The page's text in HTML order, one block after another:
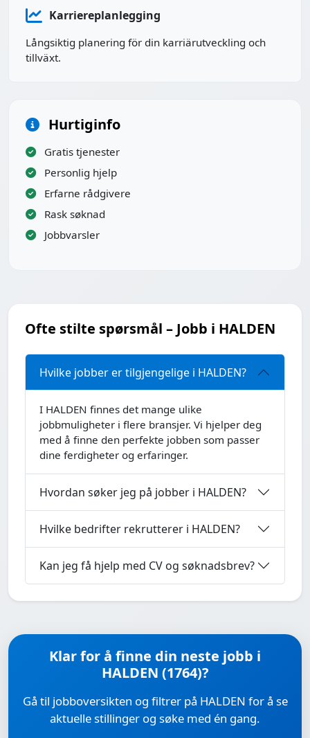
Karriereplanlegging
Långsiktig planering för din karriärutveckling och
tillväxt.
Hurtiginfo
Gratis tjenester
Personlig hjelp
Erfarne rådgivere
Rask søknad
Jobbvarsler
Ofte stilte spørsmål – Jobb i HALDEN
Hvilke jobber er tilgjengelige i HALDEN?
I HALDEN finnes det mange ulike
jobbmuligheter i flere bransjer. Vi hjelper deg
med å finne den perfekte jobben som passer
dine ferdigheter og erfaringer.
Hvordan søker jeg på jobber i HALDEN?
Hvilke bedrifter rekrutterer i HALDEN?
Kan jeg få hjelp med CV og søknadsbrev?
Klar for å finne din neste jobb i
HALDEN (1764)?
Gå til jobboversikten og filtrer på HALDEN for å se
aktuelle stillinger og søke med én gang.